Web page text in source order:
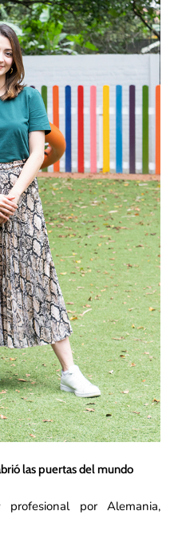
las puertas del mundo
por Alemania,